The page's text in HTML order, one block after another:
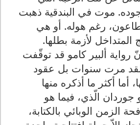
موت في البندقية ذهبت
رغم هوله. أو هي
المتداخل لأزمة بطلها.
ألبير كامو قد توقّفت
مرت سنوات بل عقود
أما أكثر ما أذكره منها
الّذي، فيما هو
الزمن الوبائي بالكتابة،